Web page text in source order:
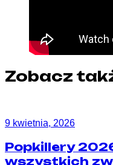
Zobacz
9 kwietnia, 2026
Popkillery
wszystkich